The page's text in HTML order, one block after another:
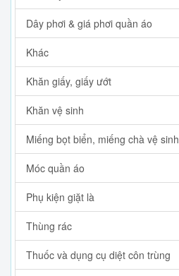
Dây phơi & giá phơi quần áo
Khác
Khăn giấy, giấy ướt
Khăn vệ sinh
Miếng bọt biển, miếng chà vệ sinh
Móc quần áo
Phụ kiện giặt là
Thùng rác
Thuốc và dụng cụ diệt côn trùng